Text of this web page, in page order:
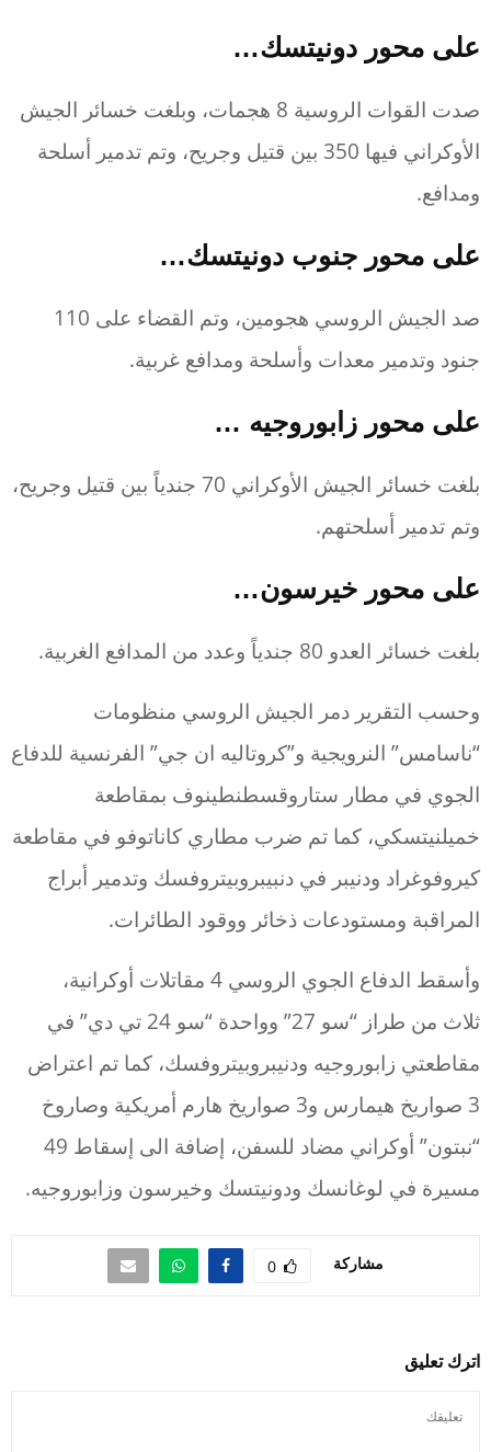
على محور دونيتسك…
صدت القوات الروسية 8 هجمات، وبلغت خسائر الجيش
الأوكراني فيها 350 بين قتيل وجريح، وتم تدمير أسلحة
ومدافع.
على محور جنوب دونيتسك…
صد الجيش الروسي هجومين، وتم القضاء على 110
جنود وتدمير معدات وأسلحة ومدافع غربية.
على محور زابوروجيه …
بلغت خسائر الجيش الأوكراني 70 جندياً بين قتيل وجريح،
وتم تدمير أسلحتهم.
على محور خيرسون…
بلغت خسائر العدو 80 جندياً وعدد من المدافع الغربية.
وحسب التقرير دمر الجيش الروسي منظومات
“ناسامس” النرويجية و”كروتاليه ان جي” الفرنسية للدفاع
الجوي في مطار ستاروقسطنطينوف بمقاطعة
خميلنيتسكي، كما تم ضرب مطاري كاناتوفو في مقاطعة
كيروفوغراد ودنيبر في دنبيبروبيتروفسك وتدمير أبراج
المراقبة ومستودعات ذخائر ووقود الطائرات.
وأسقط الدفاع الجوي الروسي 4 مقاتلات أوكرانية،
ثلاث من طراز “سو 27” وواحدة “سو 24 تي دي” في
مقاطعتي زابوروجيه ودنيبروبيتروفسك، كما تم اعتراض
3 صواريخ هيمارس و3 صواريخ هارم أمريكية وصاروخ
“نبتون” أوكراني مضاد للسفن، إضافة الى إسقاط 49
مسيرة في لوغانسك ودونيتسك وخيرسون وزابوروجيه.
مشاركة 0
اترك تعليق